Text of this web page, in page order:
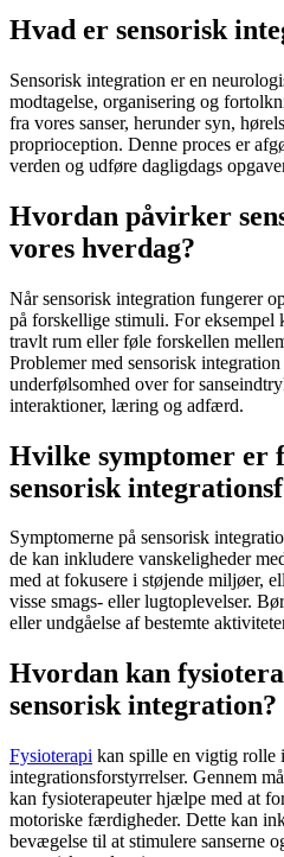
Hvad er sensorisk
Sensorisk integration er en
modtagelse, organisering og
fra vores sanser, herunder syn,
proprioception. Denne proces er
verden og udføre dagligdags
Hvordan påvirker
vores hverdag?
Nårsensorisk integration fungerer
på forskellige stimuli. For eksempel
travlt rum eller føle forskellen
Problemer med sensorisk integration
underfølsomhed over for
interaktioner, læring og adfærd.
Hvilke symptomer er
sensorisk
Symptomerne på sensorisk
de kan inkludere vanskeligheder
med at fokusere i støjende miljøer,
visse smags- eller lugtoplevelser.
eller undgåelse af bestemte
Hvordan kan
sensorisk integration?
Fysioterapi kan spille en vigtig rolle
integrationsforstyrrelser. Gennem
kan fysioterapeuter hjælpe med at
motoriske færdigheder. Dette kan
bevægelse til at stimulere sanserne